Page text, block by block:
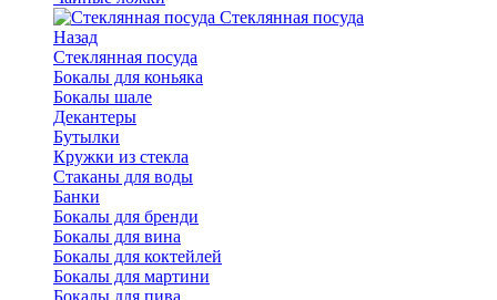
Стеклянная посуда
Назад
Стеклянная посуда
Бокалы для коньяка
Бокалы шале
Декантеры
Бутылки
Кружки из стекла
Стаканы для воды
Банки
Бокалы для бренди
Бокалы для вина
Бокалы для коктейлей
Бокалы для мартини
Бокалы для пива